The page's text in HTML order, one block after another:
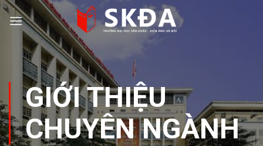
Skip
content
GIỚI THIỆU
CHUYÊN NGÀNH